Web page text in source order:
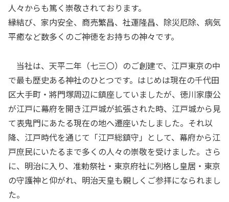
人々からも篤く崇敬されております。
縁結び、家内安全、商売繁昌、社運隆昌、除災厄除、病気
平癒など数多くのご神徳をお持ちの神々です。
当社は、天平二年（七三〇）のご創建で、江戸東京の中
で最も歴史ある神社のひとつです。はじめは現在の千代田
区大手町・將門塚周辺に鎮座していましたが、徳川家康公
が江戸に幕府を開き江戸城が拡張された時、江戸城から見
て表鬼門にあたる現在の地へ遷座いたしました。それ以
降、江戸時代を通じて「江戸総鎮守」として、幕府から江
戸庶民にいたるまで多くの人々の崇敬を受けました。さら
に、明治に入り、准勅祭社・東京府社に列格し皇居・東京
の守護神と仰がれ、明治天皇も親しくご参拝になられまし
た。